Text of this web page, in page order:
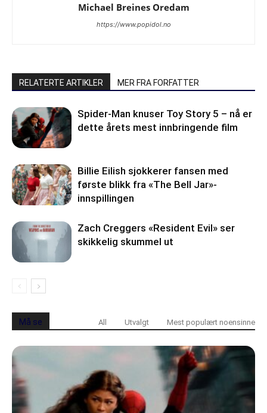
Michael Breines Oredam
https://www.popidol.no
RELATERTE ARTIKLER MER FRA FORFATTER
Spider-Man knuser Toy Story 5 – nå er
dette årets mest innbringende film
Billie Eilish sjokkerer fansen med
første blikk fra «The Bell Jar»-
innspillingen
Zach Creggers «Resident Evil» ser
skikkelig skummel ut
Må se All Utvalgt Mest populært noensinne